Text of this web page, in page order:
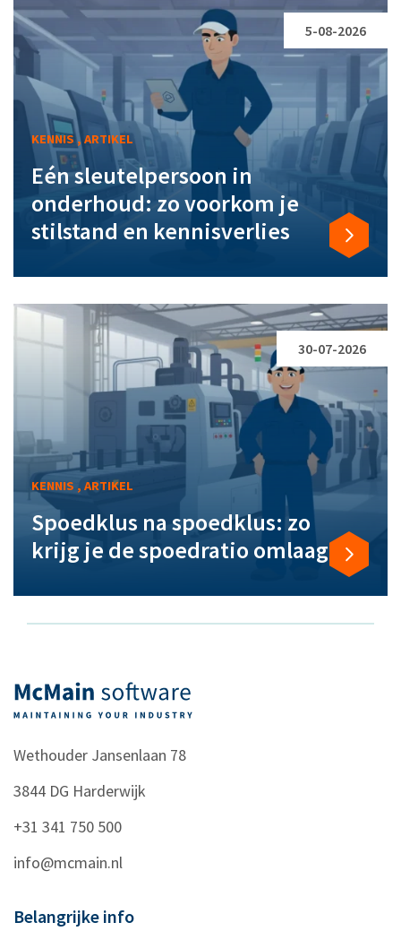
KENNIS , ARTIKEL
Eén sleutelpersoon in
onderhoud: zo voorkom je
stilstand en kennisverlies
5-08-2026
KENNIS , ARTIKEL
Spoedklus na spoedklus: zo
krijg je de spoedratio omlaag
30-07-2026
Wethouder Jansenlaan 78
3844 DG Harderwijk
+31 341 750 500
info@mcmain.nl
Belangrijke info